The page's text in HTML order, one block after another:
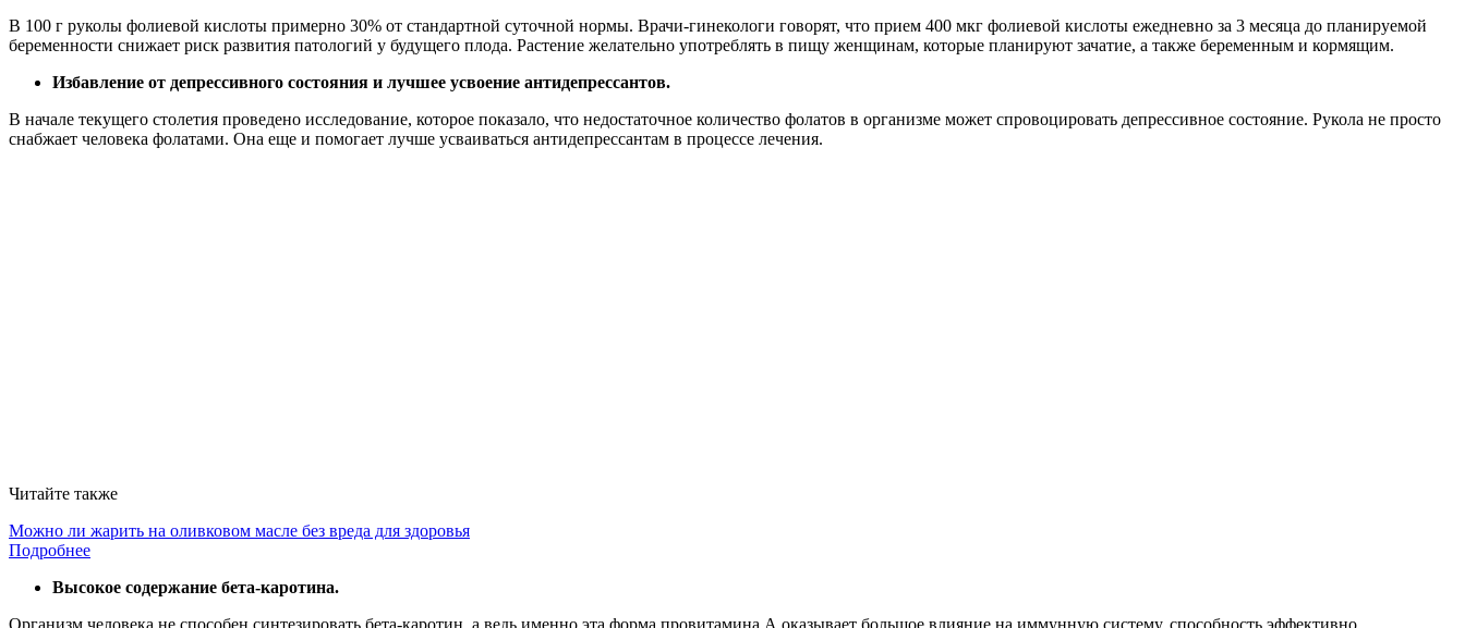
В 100 г руколы фолиевой кислоты примерно 30% от стандартной суточной нормы. Врачи-гинекологи говорят, что прием 400 мкг фолиевой кислоты ежедневно за 3 месяца до планируемой
беременности снижает риск развития патологий у будущего плода. Растение желательно употреблять в пищу женщинам, которые планируют зачатие, а также беременным и кормящим.
Избавление от депрессивного состояния и лучшее усвоение антидепрессантов.
В начале текущего столетия проведено исследование, которое показало, что недостаточное количество фолатов в организме может спровоцировать депрессивное состояние. Рукола не просто
снабжает человека фолатами. Она еще и помогает лучше усваиваться антидепрессантам в процессе лечения.
Читайте также
Можно ли жарить на оливковом масле без вреда для здоровья
Подробнее
Высокое содержание бета-каротина.